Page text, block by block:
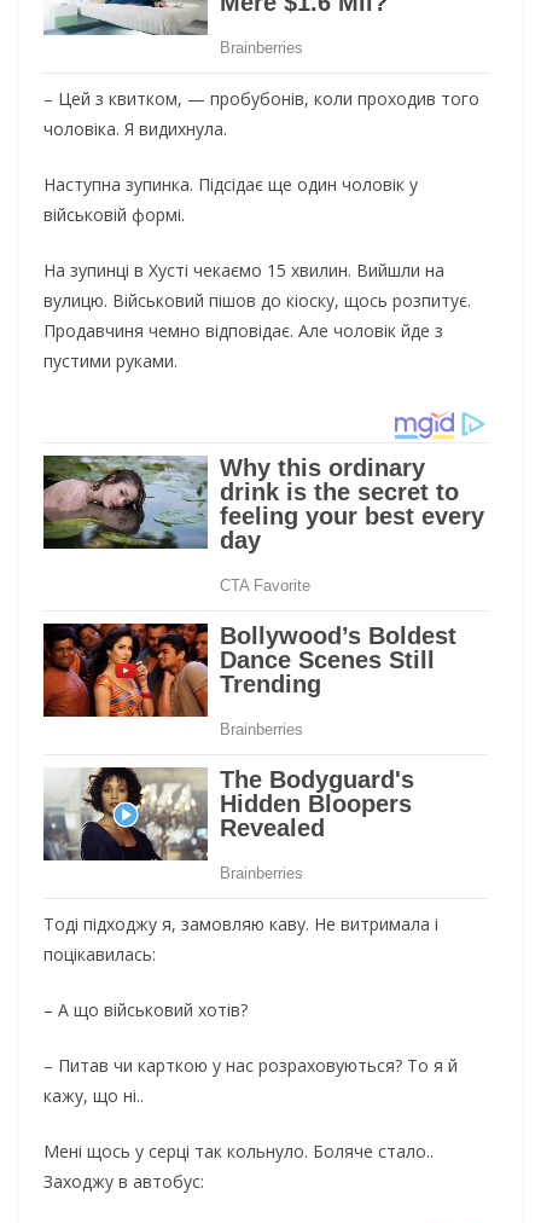
– Цей з квитком, — пробубонів, коли проходив того
чоловіка. Я видихнула.
Наступна зупинка. Підсідає ще один чоловік у
військовій формі.
На зупинці в Хусті чекаємо 15 хвилин. Вийшли на
вулицю. Військовий пішов до кіоску, щось розпитує.
Продавчиня чемно відповідає. Але чоловік йде з
пустими руками.
Тоді підходжу я, замовляю каву. Не витримала і
поцікавилась:
– А що військовий хотів?
– Питав чи карткою у нас розраховуються? То я й
кажу, що ні..
Мені щось у серці так кольнуло. Боляче стало..
Заходжу в автобус: